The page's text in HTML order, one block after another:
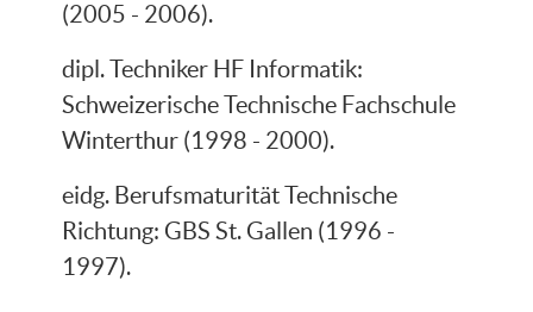
(2005 - 2006).
dipl. Techniker HF Informatik:
Schweizerische Technische Fachschule
Winterthur (1998 - 2000).
eidg. Berufsmaturität Technische
Richtung: GBS St. Gallen (1996 -
1997).